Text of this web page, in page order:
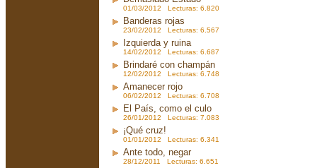
01/03/2012 Lecturas: 6.820
Banderas rojas
23/02/2012 Lecturas: 6.567
Izquierda y ruina
14/02/2012 Lecturas: 6.687
Brindaré con champán
12/02/2012 Lecturas: 6.748
Amanecer rojo
06/02/2012 Lecturas: 6.708
El País, como el culo
26/01/2012 Lecturas: 7.083
¡Qué cruz!
01/01/2012 Lecturas: 6.341
Ante todo, negar
28/12/2011 Lecturas: 6.651